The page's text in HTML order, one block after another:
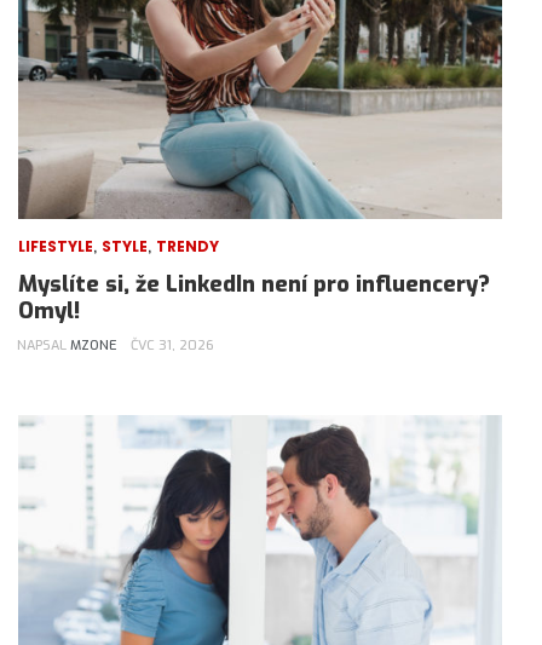
LIFESTYLE, STYLE, TRENDY
Myslíte si, že LinkedIn není pro influencery?
Omyl!
NAPSAL MZONE ČVC 31, 2026